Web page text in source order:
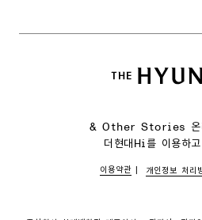
& Other Stories 온
더현대Hi를 이용하
이용약관 개인정보 처리